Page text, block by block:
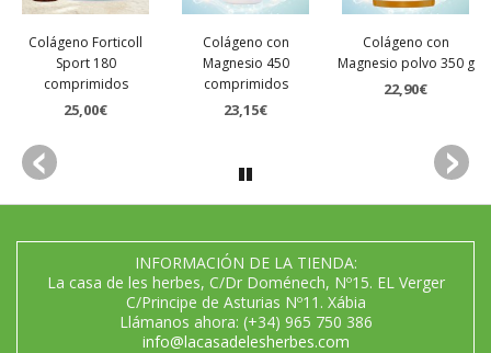
Colágeno Forticoll
Sport 180
comprimidos
25,00€
Colágeno con
Magnesio 450
comprimidos
23,15€
Colágeno con
Magnesio polvo 350 g
22,90€
INFORMACIÓN DE LA TIENDA:
La casa de les herbes, C/Dr Doménech, Nº15. EL Verger
C/Principe de Asturias Nº11. Xábia
Llámanos ahora: (+34) 965 750 386
info@lacasadelesherbes.com